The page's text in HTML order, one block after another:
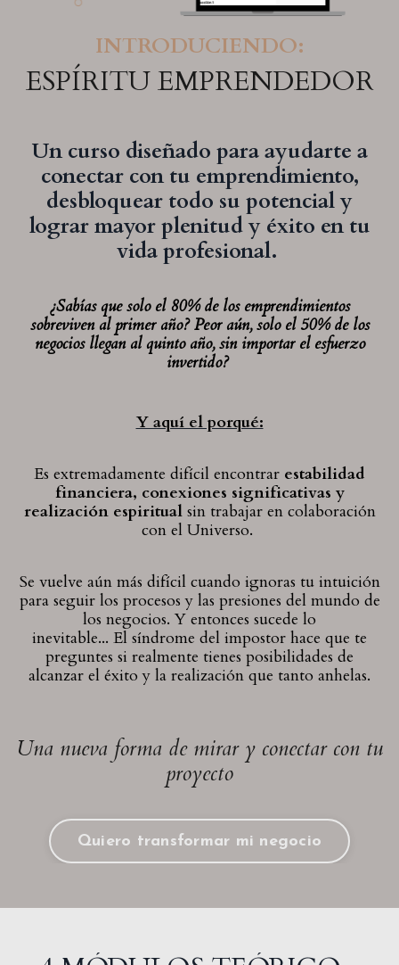
INTRODUCIENDO:
ESPÍRITU EMPRENDEDOR
Un curso diseñado para ayudarte a
conectar con tu emprendimiento,
desbloquear todo su potencial y
lograr mayor plenitud y éxito en tu
vida profesional.
¿Sabías que solo el 80% de los emprendimientos
sobreviven al primer año? Peor aún, solo el 50% de los
negocios llegan al quinto año, sin importar el esfuerzo
invertido?
Y aquí el porqué:
Es extremadamente difícil encontrar estabilidad
financiera, conexiones significativas y
realización espiritualsin trabajar en colaboración
con el Universo.
Se vuelve aún más difícil cuando ignoras tu intuición
para seguir los procesos y las presiones del mundo de
los negocios. Y entonces sucede lo
inevitable... El síndrome del impostor hace que te
preguntes si realmente tienes posibilidades de
alcanzar el éxito y la realización que tanto anhelas.
Una nueva forma de mirar y conectar con tu
proyecto
Quiero transformar mi negocio